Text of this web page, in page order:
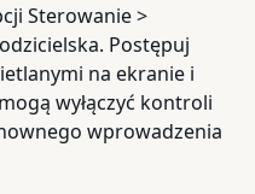
Sterowanie >
Postępuj
na ekranie i
wyłączyć kontroli
wprowadzenia